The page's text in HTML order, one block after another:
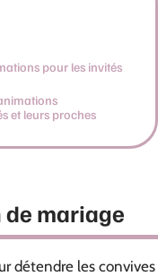
pour les invités
et leurs proches
de mariage
détendre les convives